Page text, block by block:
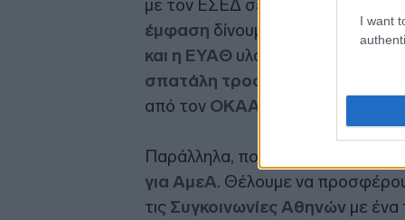
I want
με τον ΕΣΕΔ σεμινάρια ESG σε 5
έμφαση δίνουμε στη μείωση
και η ΕΥΑΘ υλοποιούν ήδη
σπατάλη τροφίμων
από τον ΟΚΑΑ και την ΚΑΘ
Παράλληλα, πολύ
για ΑμεΑ. Θέλουμε να
τις Συγκοινωνίες Αθηνών με ένα